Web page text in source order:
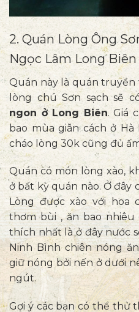
2. Quán Lòng Ông
Ngọc Lâm Long Biên
Quán này là quán truyền
lòng chú Sơn sạch sẽ
ngon ở Long Biên. Giá
bao mùa giãn cách ở
cháo lòng 30k cũng đủ
Quán có món lòng xào,
ở bất kỳ quán nào. Ở đây
Lòng được xào với hoa
thơm bùi , ăn bao nhiêu
thích nhất là ở đây nước
Ninh Bình chiên nóng
giữ nóng bởi nến ở dưới
ngút.
Gợi ý các bạn có thể thử